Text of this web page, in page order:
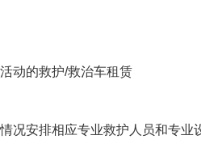
动的救护/救治车租赁
况安排相应专业救护人员和专业